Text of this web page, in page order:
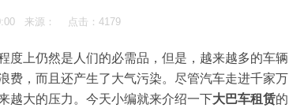
来源： 点击：4179
上仍然是人们的必需品，但是，越来越多的车辆
费，而且还产生了大气污染。尽管汽车走进千家万
越大的压力。今天小编就来介绍一下大巴车租赁的